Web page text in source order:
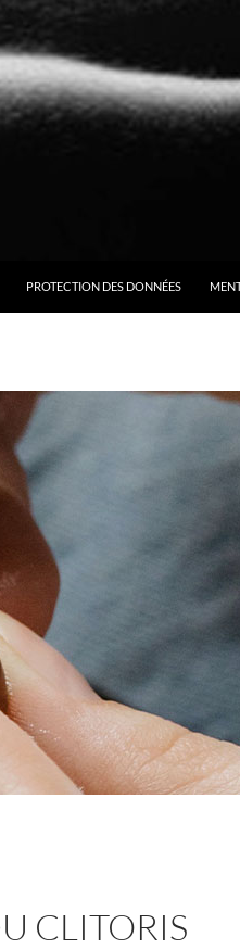
PROTECTION DES DONNÉES
CLITORIS